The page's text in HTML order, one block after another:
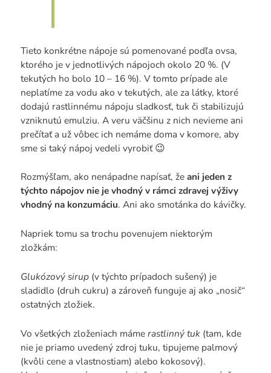
Tieto konkrétne nápoje sú pomenované podľa ovsa,
ktorého je v jednotlivých nápojoch okolo 20 %. (V
tekutých ho bolo 10 – 16 %). V tomto prípade ale
neplatíme za vodu ako v tekutých, ale za látky, ktoré
dodajú rastlinnému nápoju sladkosť, tuk či stabilizujú
vzniknutú emulziu. A veru väčšinu z nich nevieme ani
prečítať a už vôbec ich nemáme doma v komore, aby
sme si taký nápoj vedeli vyrobiť 😉
Rozmýšľam, ako nenápadne napísať, žeani jeden z
týchto nápojov nie je vhodný v rámci zdravej výživy
vhodný na konzumáciu. Ani ako smotánka do kávičky.
Napriek tomu sa trochu povenujem niektorým
zložkám:
Glukózový sirup(v týchto prípadoch sušený) je
sladidlo (druh cukru) a zároveň funguje aj ako „nosič“
ostatných zložiek.
Vo všetkých zloženiach mámerastlinný tuk(tam, kde
nie je priamo uvedený zdroj tuku, tipujeme palmový
(kvôli cene a vlastnostiam) alebo kokosový).